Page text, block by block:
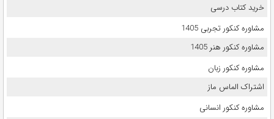
خرید کتاب درسی
مشاوره کنکور تجربی 1405
مشاوره کنکور هنر 1405
مشاوره کنکور زبان
اشتراک الماس ماز
مشاوره کنکور انسانی